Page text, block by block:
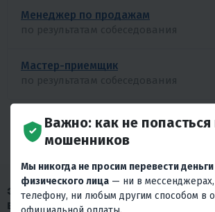
Менеджер по продажам
по результатам собеседования
Мастер-приемщик
по результатам собеседования
БОЛЬШЕ ВАКАНСИЙ
ЗАПОЛНИТЕ АНКЕТУ, ЧТОБЫ
ВАКАНСИЮ
Важно: как не попасться
мошенников
Мы никогда не просим перевести деньги
физического лица — ни в
телефону, ни любым другим способом в